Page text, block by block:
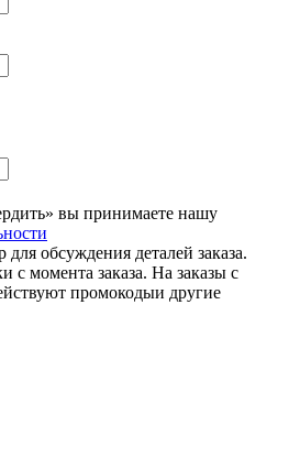
вы принимаете нашу
обсуждения деталей заказа.
с момента заказа. На заказы с
промокодыи другие